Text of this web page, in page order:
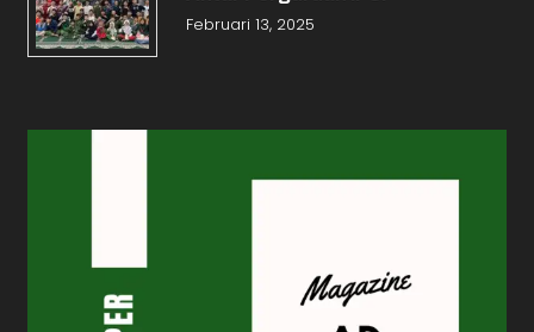
Februari 13, 2025